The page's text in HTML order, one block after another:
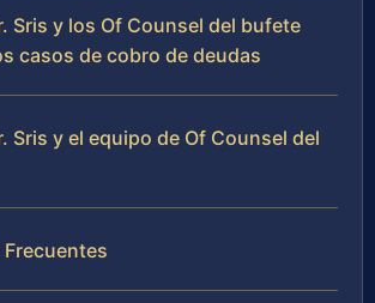
Sris y los Of Counsel del bufete
casos de cobro de deudas
Sris y el equipo de Of Counsel del